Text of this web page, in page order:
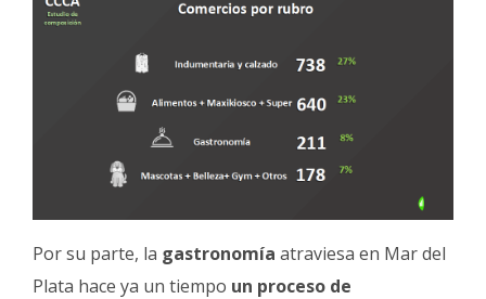
Por su parte, la gastronomía atraviesa en Mar del
Plata hace ya un tiempo un proceso de